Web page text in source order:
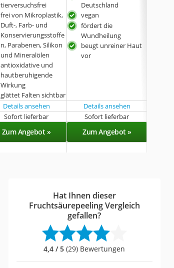
tierversuchsfrei
frei von Mikroplastik,
Duft-, Farb- und
Konservierungsstoffe
n, Parabenen, Silikon
und Mineralölen
antioxidative und
hautberuhigende
Wirkung
glättet Falten sichtbar
Deutschland
vegan
fördert die
Wundheilung
beugt unreiner Haut
vor
Details ansehen Details ansehen
Sofort lieferbar Sofort lieferbar
Zum Angebot » Zum Angebot »
Hat Ihnen dieser
Fruchtsäurepeeling Vergleich
gefallen?
4,4 / 5 (29) Bewertungen